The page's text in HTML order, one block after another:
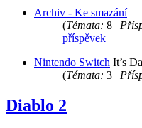
Archiv - Ke smazání
(Témata: 8 |
příspěvek
Nintendo Switch It’s
(Témata: 3 |
Diablo 2